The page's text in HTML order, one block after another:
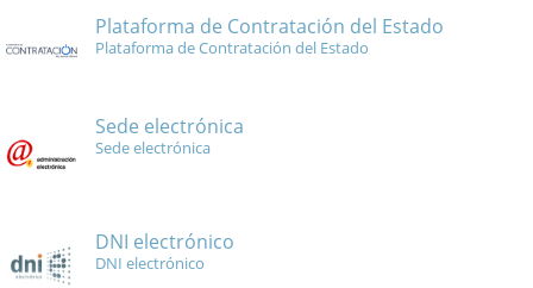
Plataforma de Contratación del Estado
Plataforma de Contratación del Estado
Sede electrónica
Sede electrónica
DNI electrónico
DNI electrónico